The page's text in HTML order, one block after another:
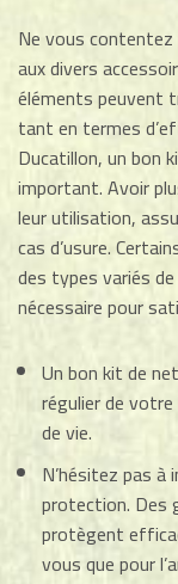
Ne vous contentez
aux divers
éléments peuvent
tant en termes
Ducatillon, un bon
important. Avoir
leur utilisation,
cas d’usure.
des types variés
nécessaire pour
Un bon kit de
régulier de
de vie.
N’hésitez pas
protection. Des
protègent
vous que pour